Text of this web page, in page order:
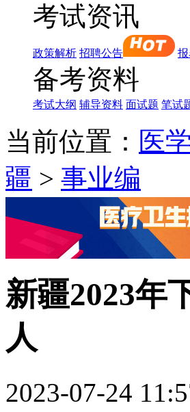
考试资讯
政策解析 招聘公告
备考资料
考试大纲 辅导资料 面试题 笔试
当前位置： 医
疆 > 事业编
新疆2023年
人
2023-07-24